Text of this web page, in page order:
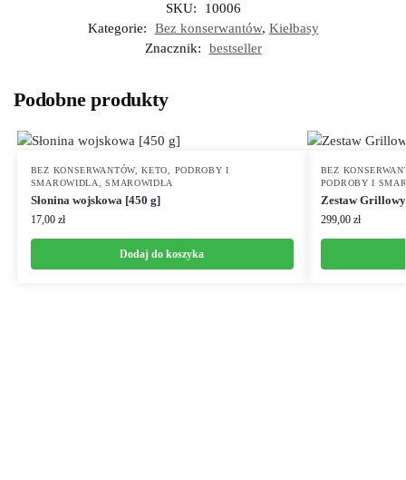
SKU:
10006
Kategorie:
Bez konserwantów, Kiełbasy
Znacznik:
bestseller
Podobne produkty
BEZ KONSERWANTÓW,KETO
PODROBY I
SMAROWIDLA
,SMAROWIDŁA
Słonina wojskowa [450 g]
17,00 zł
Dodaj do koszyka
BEZ
PODROBY I
Zestaw
299,00 zł